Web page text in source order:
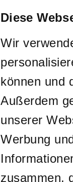
Diese
Wir
können und
Außerdem
unserer
Werbung
zusammen,